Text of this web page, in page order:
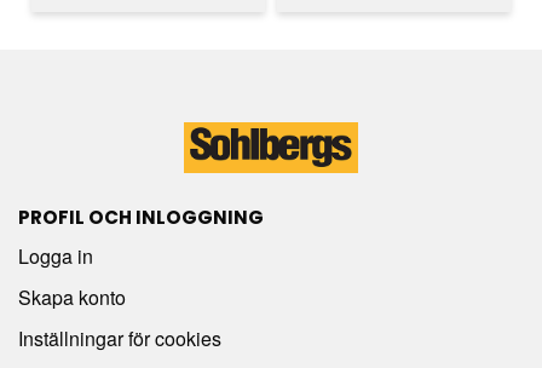
PROFIL OCH INLOGGNING
Logga in
Skapa konto
Inställningar för cookies